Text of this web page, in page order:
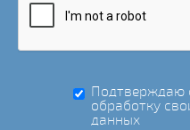
Подтверждаю
обработку
данных